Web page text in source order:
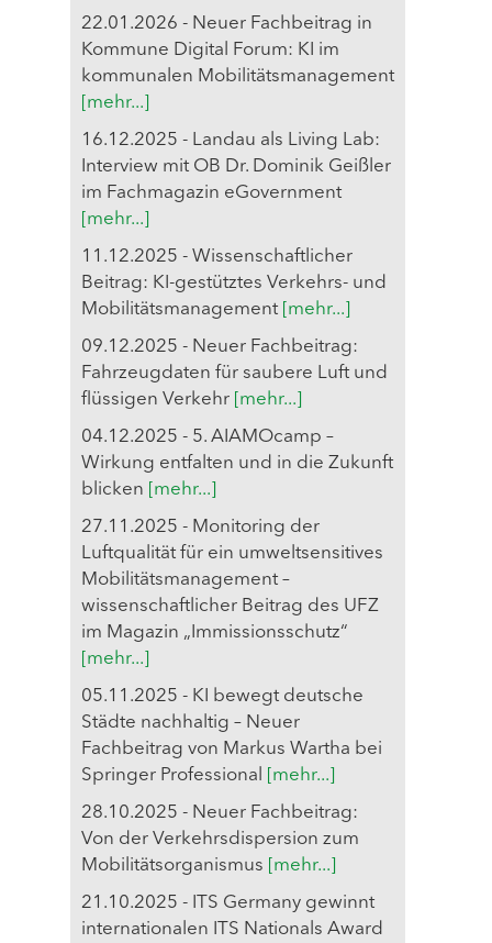
22.01.2026 - Neuer Fachbeitrag in
Kommune Digital Forum: KI im
kommunalen Mobilitätsmanagement
[mehr...]
16.12.2025 - Landau als Living Lab:
Interview mit OB Dr. Dominik Geißler
im Fachmagazin eGovernment
[mehr...]
11.12.2025 - Wissenschaftlicher
Beitrag: KI-gestütztes Verkehrs- und
Mobilitätsmanagement [mehr...]
09.12.2025 - Neuer Fachbeitrag:
Fahrzeugdaten für saubere Luft und
flüssigen Verkehr [mehr...]
04.12.2025 - 5. AIAMOcamp –
Wirkung entfalten und in die Zukunft
blicken
[mehr...]
27.11.2025 - Monitoring der
Luftqualität für ein umweltsensitives
Mobilitätsmanagement –
wissenschaftlicher Beitrag des UFZ
im Magazin „Immissionsschutz“
[mehr...]
05.11.2025 - KI bewegt deutsche
Städte nachhaltig – Neuer
Fachbeitrag von Markus Wartha bei
Springer Professional
[mehr...]
28.10.2025 - Neuer Fachbeitrag:
Von der Verkehrsdispersion zum
Mobilitätsorganismus
[mehr...]
21.10.2025 - ITS Germany gewinnt
internationalen ITS Nationals Award